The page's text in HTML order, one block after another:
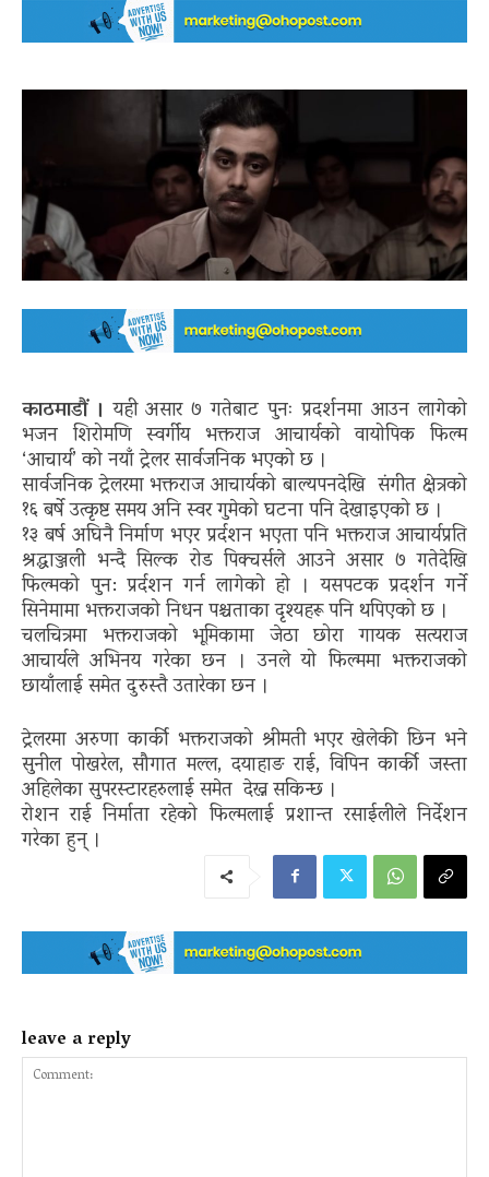
काठमाडौं । यही असार ७ गतेबाट पुनः प्रदर्शनमा आउन लागेको
भजन शिरोमणि स्वर्गीय भक्तराज आचार्यको वायोपिक फिल्म
‘आचार्य’ को नयाँ ट्रेलर सार्वजनिक भएको छ ।
सार्वजनिक ट्रेलरमा भक्तराज आचार्यको बाल्यपनदेखि संगीत क्षेत्रको
१६ बर्षे उत्कृष्ट समय अनि स्वर गुमेको घटना पनि देखाइएको छ ।
१३ बर्ष अघिनै निर्माण भएर प्रर्दशन भएता पनि भक्तराज आचार्यप्रति
श्रद्धाञ्जली भन्दै सिल्क रोड पिक्चर्सले आउने असार ७ गतेदेखि
फिल्मको पुन: प्रर्दशन गर्न लागेको हो । यसपटक प्रदर्शन गर्ने
सिनेमामा भक्तराजको निधन पश्चताका दृश्यहरू पनि थपिएको छ ।
चलचित्रमा भक्तराजको भूमिकामा जेठा छोरा गायक सत्यराज
आचार्यले अभिनय गरेका छन । उनले यो फिल्ममा भक्तराजको
छायाँलाई समेत दुरुस्तै उतारेका छन ।
ट्रेलरमा अरुणा कार्की भक्तराजको श्रीमती भएर खेलेकी छिन भने
सुनील पोखरेल, सौगात मल्ल, दयाहाङ राई, विपिन कार्की जस्ता
अहिलेका सुपरस्टारहरुलाई समेत देख्न सकिन्छ ।
रोशन राई निर्माता रहेको फिल्मलाई प्रशान्त रसाईलीले निर्देशन
गरेका हुन् ।
leave a reply